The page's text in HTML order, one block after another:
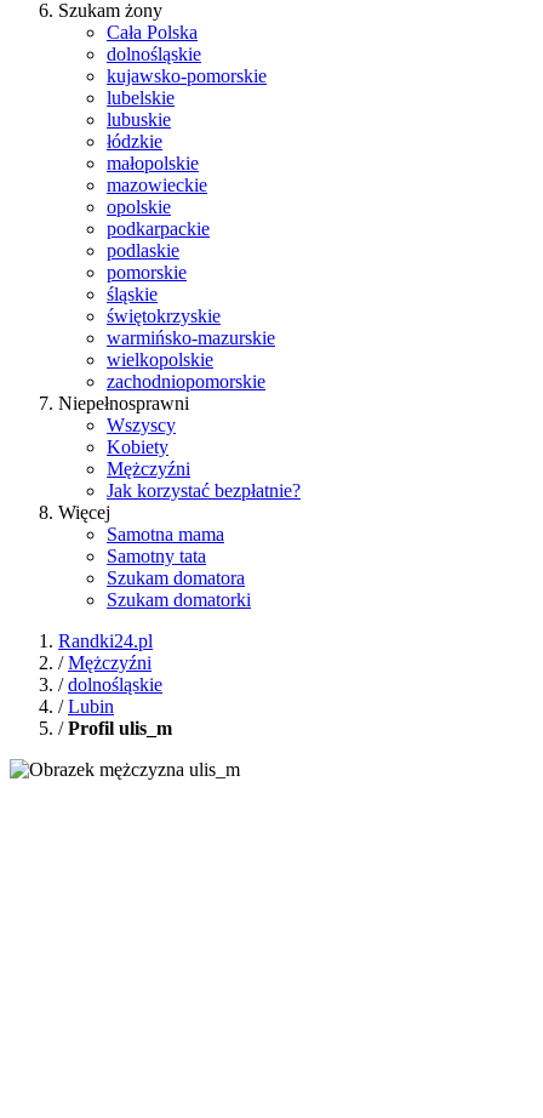
Szukam żony
Cała Polska
dolnośląskie
kujawsko-pomorskie
lubelskie
lubuskie
łódzkie
małopolskie
mazowieckie
opolskie
podkarpackie
podlaskie
pomorskie
śląskie
świętokrzyskie
warmińsko-mazurskie
wielkopolskie
zachodniopomorskie
Niepełnosprawni
Wszyscy
Kobiety
Mężczyźni
Jak korzystać bezpłatnie?
Więcej
Samotna mama
Samotny tata
Szukam domatora
Szukam domatorki
Randki24.pl
/Mężczyźni
/dolnośląskie
/Lubin
/Profil ulis_m